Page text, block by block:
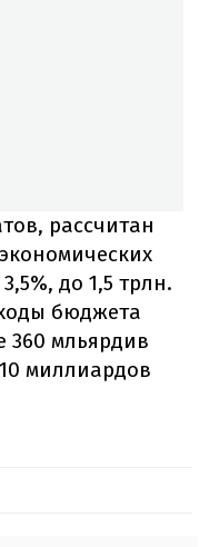
рассчитан
до 1,5 трлн.
бюджета
360 мльярдив
миллиардов